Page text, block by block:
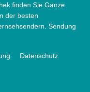
finden Sie Ganze
der besten
Sendung
Datenschutz